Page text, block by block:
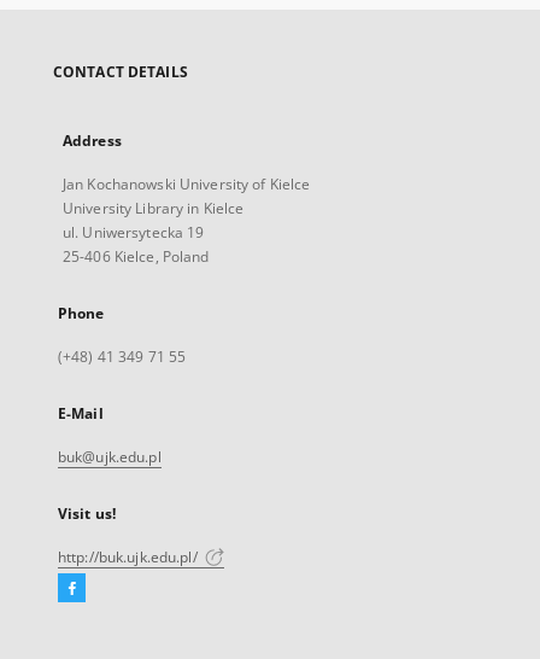
CONTACT DETAILS
Address
Jan Kochanowski University of Kielce
University Library in Kielce
ul. Uniwersytecka 19
25-406 Kielce, Poland
Phone
(+48) 41 349 71 55
E-Mail
buk@ujk.edu.pl
Visit us!
http://buk.ujk.edu.pl/
Facebook